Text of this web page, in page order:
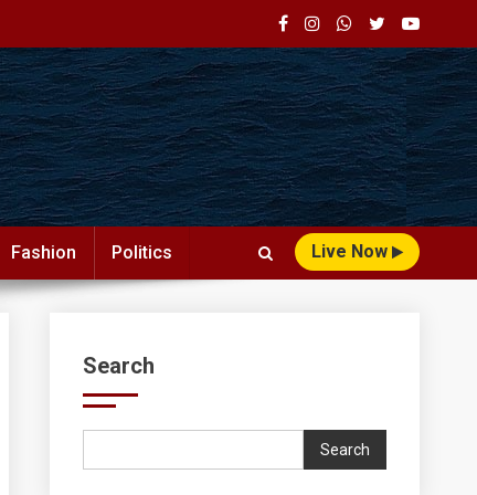
Fashion Politics Live Now
Search
Search